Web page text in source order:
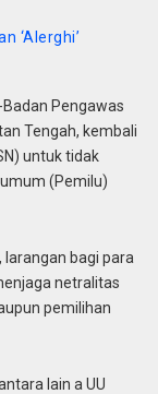
‘Alerghi’
Badan Pengawas
Tengah, kembali
untuk tidak
(Pemilu)
larangan bagi para
netralitas
pemilihan
lain a UU